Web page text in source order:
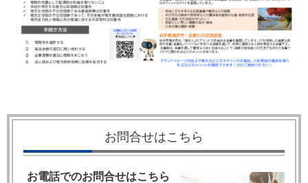
お問合せはこちら
お電話でのお問合せはこちら